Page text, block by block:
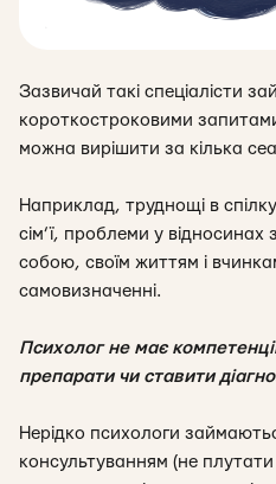
Зазвичай такі спеціалісти
короткостроковими
можна вирішити за кілька
Наприклад, труднощі в
сім’ї, проблеми у відносинах
собою, своїм життям і
самовизначенні.
Психолог не має
препарати чи ставити
Нерідко психологи
консультуванням (не